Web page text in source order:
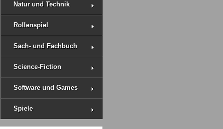
Natur und Technik
Rollenspiel
Sach- und Fachbuch
Science-Fiction
Software und Games
Spiele